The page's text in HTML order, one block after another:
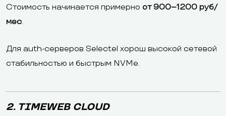
Стоимость начинается примерно от 900–1200 руб/
мес.
Для auth-серверов Selectel хорош высокой сетевой
стабильностью и быстрым NVMe.
2. TIMEWEB CLOUD